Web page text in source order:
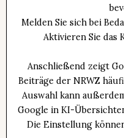
Melden Sie sich bei
Aktivieren Sie das
Anschließend zeigt
Beiträge der NRWZ
Auswahl kann
Google in KI-
Die Einstellung